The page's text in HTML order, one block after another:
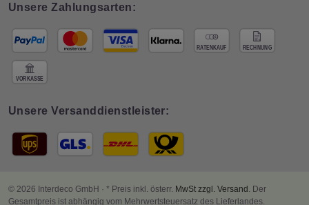
Unsere Zahlungsarten:
Unsere Versanddienstleister:
© 2026 Interdeco GmbH · * Preis inkl. österr. MwSt zzgl. Versand . Der
Gesamtpreis ist abhängig vom Mehrwertsteuersatz des Lieferlandes.